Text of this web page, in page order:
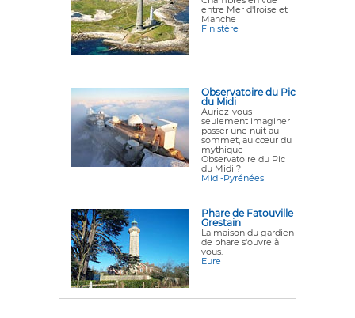
entre Mer d'Iroise et
Manche
Finistère
Observatoire du Pic
du Midi
Auriez-vous
seulement imaginer
passer une nuit au
sommet, au cœur du
mythique
Observatoire du Pic
du Midi ?
Midi-Pyrénées
Phare de Fatouville
Grestain
La maison du gardien
de phare s'ouvre à
vous.
Eure